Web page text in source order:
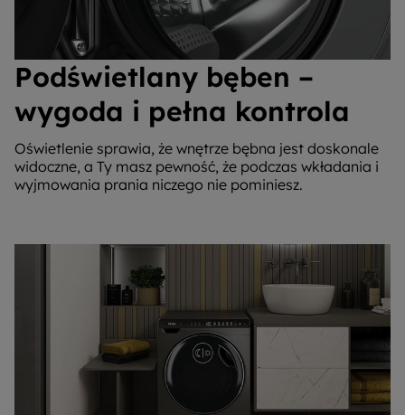
Podświetlany bęben –
wygoda i pełna kontrola
Oświetlenie sprawia, że wnętrze bębna jest doskonale
widoczne, a Ty masz pewność, że podczas wkładania i
wyjmowania prania niczego nie pominiesz.